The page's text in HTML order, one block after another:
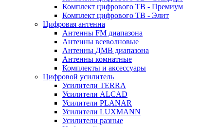
Комплект цифрового ТВ - Премиум
Комплект цифрового ТВ - Элит
Цифровая антенна
Антенны FM диапазона
Антенны всеволновые
Антенны ДМВ диапазона
Антенны комнатные
Комплекты и аксессуары
Цифровой усилитель
Усилители TERRA
Усилители ALCAD
Усилители PLANAR
Усилители LUXMANN
Усилители разные